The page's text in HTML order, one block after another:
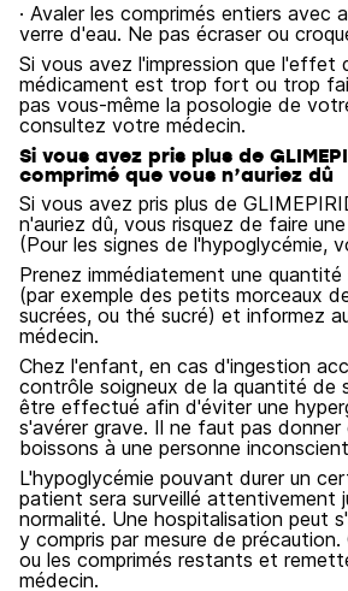
· Avaler les comprimés entiers avec
verre d'eau. Ne pas écraser ou
Si vous avez l'impression que l'effet
médicament est trop fort ou trop
pas vous-même la posologie de
consultez votre médecin.
Si vous avez pris plus de
comprimé que vous n’auriez dû
Si vous avez pris plus de
n'auriez dû, vous risquez de faire
(Pour les signes de l'hypoglycémie,
Prenez immédiatement une
(par exemple des petits morceaux
sucrées, ou thé sucré) et informez
médecin.
Chez l'enfant, en cas d'ingestion
contrôle soigneux de la quantité de
être effectué afin d'éviter une
s'avérer grave. Il ne faut pas donner
boissons à une personne
L'hypoglycémie pouvant durer un
patient sera surveillé attentivement
normalité. Une hospitalisation peut
y compris par mesure de
ou les comprimés restants et
médecin.